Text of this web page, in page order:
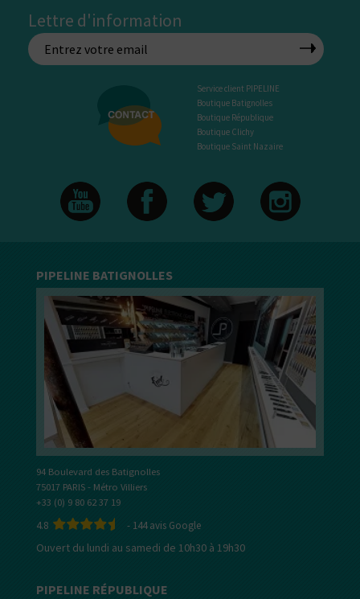
Lettre d'information
Service client PIPELINE
Boutique Batignolles
Boutique République
Boutique Clichy
Boutique Saint Nazaire
PIPELINE BATIGNOLLES
94 Boulevard des Batignolles
75017 PARIS - Métro Villiers
+33 (0) 9 80 62 37 19
4.8 - 144avis Google
Ouvert du lundi au samedi de 10h30 à 19h30
PIPELINE RÉPUBLIQUE